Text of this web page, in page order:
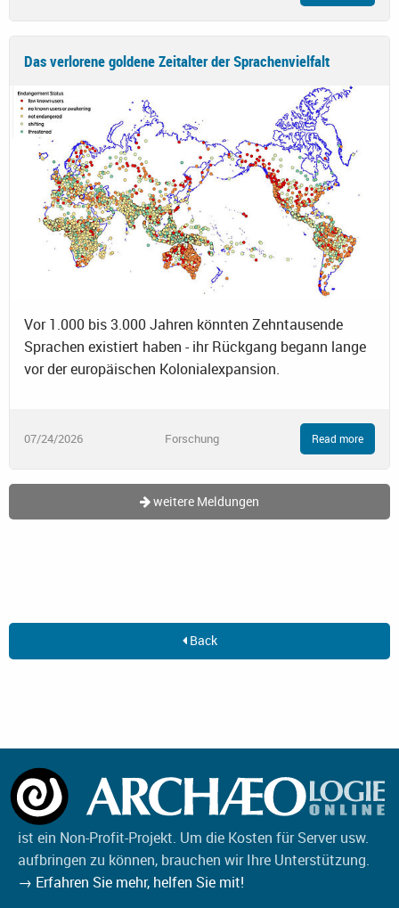
Das verlorene goldene Zeitalter der Sprachenvielfalt
Vor 1.000 bis 3.000 Jahren könnten Zehntausende
Sprachen existiert haben - ihr Rückgang begann lange
vor der europäischen Kolonialexpansion.
07/24/2026 Forschung Read more
weitere Meldungen
Back
ist ein Non-Profit-Projekt. Um die Kosten für Server usw.
aufbringen zu können, brauchen wir Ihre Unterstützung.
→ Erfahren Sie mehr, helfen Sie mit!